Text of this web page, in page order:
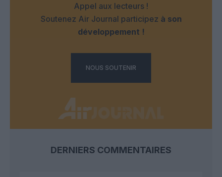
Appel aux lecteurs !
Soutenez Air Journal participez à son
développement !
NOUS SOUTENIR
DERNIERS COMMENTAIRES